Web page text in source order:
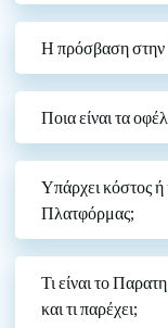
Η πρόσβαση στην
Ποια είναι τα
Υπάρχει κόστος ή
Πλατφόρμας;
Τι είναι το
και τι παρέχει;